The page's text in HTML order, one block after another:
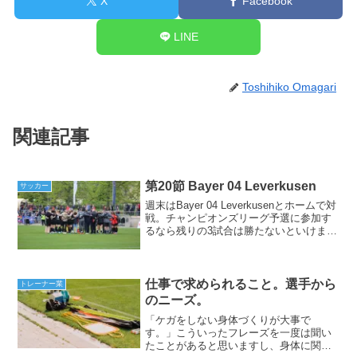
LINE
Toshihiko Omagari
関連記事
サッカー 第20節 Bayer 04 Leverkusen
週末はBayer 04 Leverkusenとホームで対
戦。チャンピオンズリーグ予選に参加す
るなら残りの3試合は勝たないといけませ
し...
トレーナー業
仕事で求められること。選手から
のニーズ。
「ケガをしない身体づくりが大事で
す。」こういったフレーズを一度は聞い
たことがあると思いますし、身体に関す